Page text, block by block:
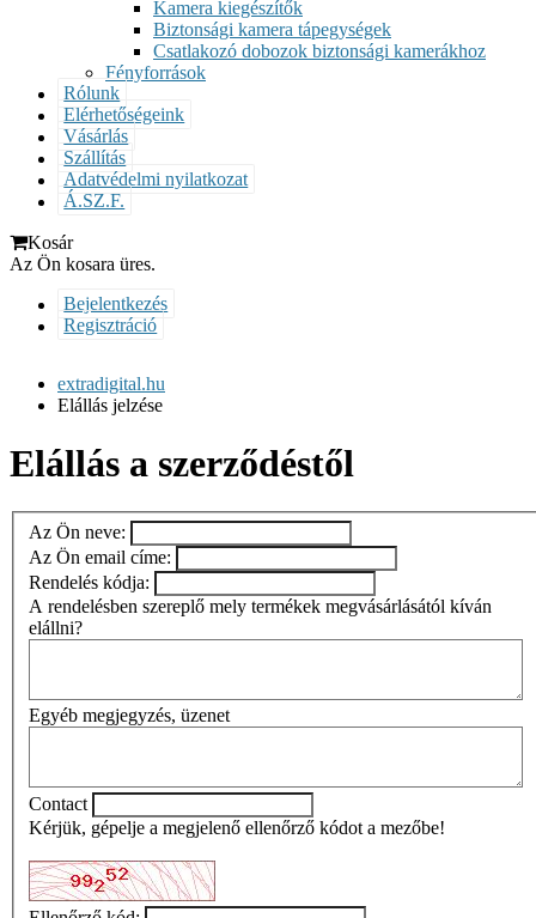
Kamera kiegészítők
Biztonsági kamera tápegységek
Csatlakozó dobozok biztonsági kamerákhoz
Fényforrások
Rólunk
Elérhetőségeink
Vásárlás
Szállítás
Adatvédelmi nyilatkozat
Á.SZ.F.
Kosár
Az Ön kosara üres.
Bejelentkezés
Regisztráció
extradigital.hu
Elállás jelzése
Elállás a szerződéstől
Az Ön neve:
Az Ön email címe:
Rendelés kódja:
A rendelésben szereplő mely termékek megvásárlásától kíván
elállni?
Egyéb megjegyzés, üzenet
Contact
Kérjük, gépelje a megjelenő ellenőrző kódot a mezőbe!